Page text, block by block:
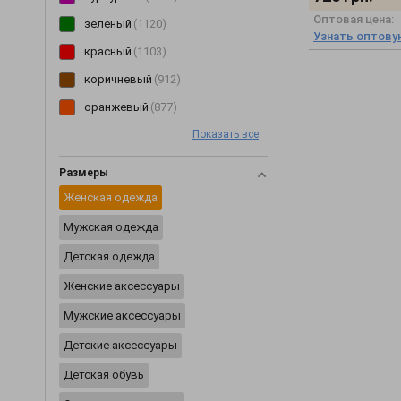
Перчатки(2)
Пиджаки (233)
Пижамы(62)
Пинетки (8)
Плащи(6)
Пледы(29)
(354)
(202)
Свитеры(229)
зеленый (1120)
красный (1103)
коричневый (912)
оранжевый (877)
Показать все
Размеры
Женская одежда
Мужская одежда
Детская одежда
Женские аксессуары
Мужские аксессуары
Детские аксессуары
Детская обувь
Оптовая цена:
Узнать